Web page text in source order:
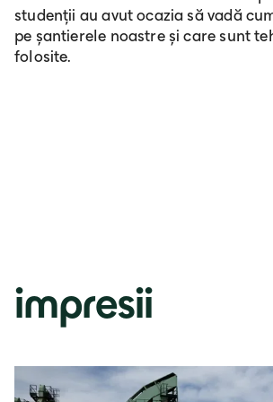
studenții au avut ocazia să vadă
pe șantierele noastre și care sunt
folosite.
impresii